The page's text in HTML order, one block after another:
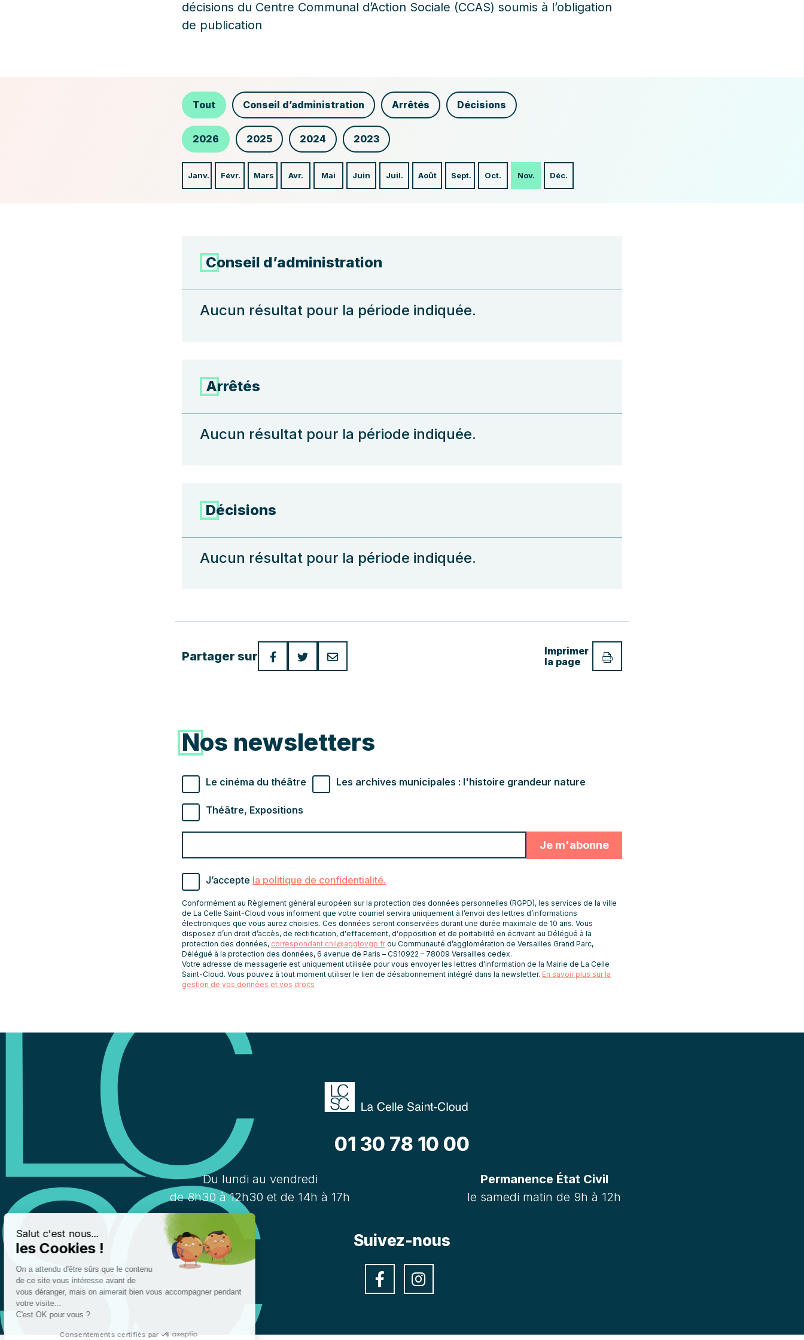
décisions du Centre Communal d’Action Sociale (CCAS) soumis à l’obligation
de publication
Tout Conseil d’administration Arrêtés Décisions
2026 2025 2024 2023
Janv. Févr. Mars Avr. Mai Juin Juil. Août Sept. Oct. Nov. Déc.
Conseil d’administration
Aucun résultat pour la période indiquée.
Arrêtés
Aucun résultat pour la période indiquée.
Décisions
Aucun résultat pour la période indiquée.
Partager sur
Imprimer
la page
Nos newsletters
Types de newsletter souhaités
Le cinéma du théâtre Les archives municipales : l'histoire grandeur nature
Théâtre, Expositions
recevoir
les
newsletters
J’accepte la politique de confidentialité.
Conformément au Règlement général européen sur la protection des données personnelles (RGPD), les services de la ville
de La Celle Saint-Cloud vous informent que votre courriel servira uniquement à l’envoi des lettres d’informations
électroniques que vous aurez choisies. Ces données seront conservées durant une durée maximale de 10 ans. Vous
disposez d’un droit d’accès, de rectification, d'effacement, d'opposition et de portabilité en écrivant au Délégué à la
protection des données, correspondant.cnil@agglovgp.frou Communauté d’agglomération de Versailles Grand Parc,
Délégué à la protection des données, 6 avenue de Paris – CS10922 – 78009 Versailles cedex.
Votre adresse de messagerie est uniquement utilisée pour vous envoyer les lettres d'information de la Mairie de La Celle
Saint-Cloud. Vous pouvez à tout moment utiliser le lien de désabonnement intégré dans la newsletter. En savoir plus sur la
gestion de vos données et vos droits
01 30 78 10 00
Du lundi au vendredi
de 8h30 à 12h30 et de 14h à 17h
Permanence État Civil
le samedi matin de 9h à 12h
Suivez-nous
Facebook
Instagram
Salut c'est nous...
les Cookies !
On a attendu d'être sûrs que le contenu
de ce site vous intéresse avant de
vous déranger, mais on aimerait bien vous accompagner pendant
votre visite...
C'est OK pour vous ?
Consentements certifiés par